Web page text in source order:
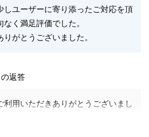
しユーザーに寄り添ったご対応を頂
く満足評価でした。
がとうございました。
返答
利用いただきありがとうございまし